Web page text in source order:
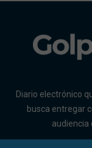
Diario electrónico
busca entregar
audiencia